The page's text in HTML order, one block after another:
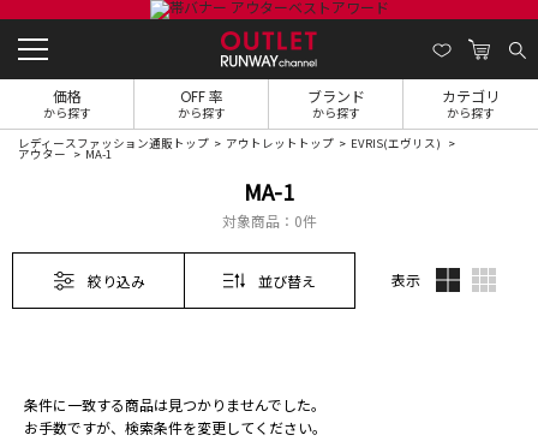
価格
から探す
OFF 率
から探す
ブランド
から探す
カテゴリ
から探す
レディースファッション通販トップ アウトレットトップ EVRIS(エヴリス)
アウター MA-1
MA-1
対象商品： 0件
絞り込み 並び替え 表示
条件に一致する商品は見つかりませんでした。
お手数ですが、検索条件を変更してください。